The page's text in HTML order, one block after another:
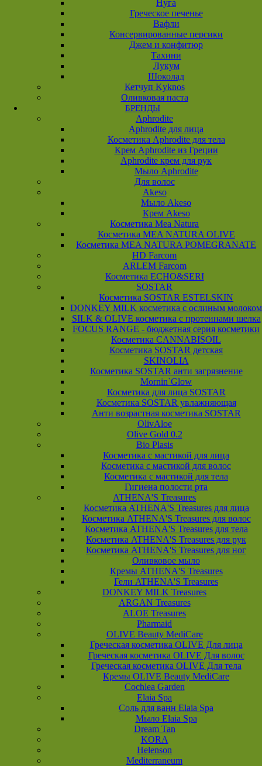
Нуга
Греческое печенье
Вафли
Консервированные персики
Джем и конфитюр
Тахини
Лукум
Шоколад
Кетчуп Kyknos
Оливковая паста
БРЕНДЫ
Aphrodite
Aphrodite для лица
Косметика Aphrodite для тела
Крем Aphrodite из Греции
Aphrodite крем для рук
Мыло Aphrodite
Для волос
Akeso
Мыло Akeso
Крем Akeso
Косметика Mea Natura
Косметика MEA NATURA OLIVE
Косметика MEA NATURA POMEGRANATE
HD Farcom
ARLEM Farcom
Косметика ECHO&SERI
SOSTAR
Косметика SOSTAR ESTELSKIN
DONKEY MILK косметика с ослиным молоком
SILK & OLIVE косметика с протеинами шелка
FOCUS RANGE - бюджетная серия косметики
Косметика CANNABISOIL
Косметика SOSTAR детская
SKINOLIA
Косметика SOSTAR анти загрязнение
Mornin`Glow
Косметика для лица SOSTAR
Косметика SOSTAR увлажняющая
Анти возрастная косметика SOSTAR
OlivAloe
Olive Gold 0.2
Bio Plasis
Косметика с мастикой для лица
Косметика с мастикой для волос
Косметика с мастикой для тела
Гигиена полости рта
ATHENA'S Treasures
Косметика ATHENA'S Treasures для лица
Косметика ATHENA'S Treasures для волос
Косметика ATHENA'S Treasures для тела
Косметика ATHENA'S Treasures для рук
Косметика ATHENA'S Treasures для ног
Оливковое мыло
Кремы ATHENA'S Treasures
Гели ATHENA'S Treasures
DONKEY MILK Treasures
ARGAN Treasures
ALOE Treasures
Pharmaid
OLIVE Beauty MediCare
Греческая косметика OLIVE Для лица
Греческая косметика OLIVE Для волос
Греческая косметика OLIVE Для тела
Кремы OLIVE Beauty MediCare
Cochlea Garden
Elaia Spa
Соль для ванн Elaia Spa
Мыло Elaia Spa
Dream Tan
KORA
Helenson
Mediterraneum